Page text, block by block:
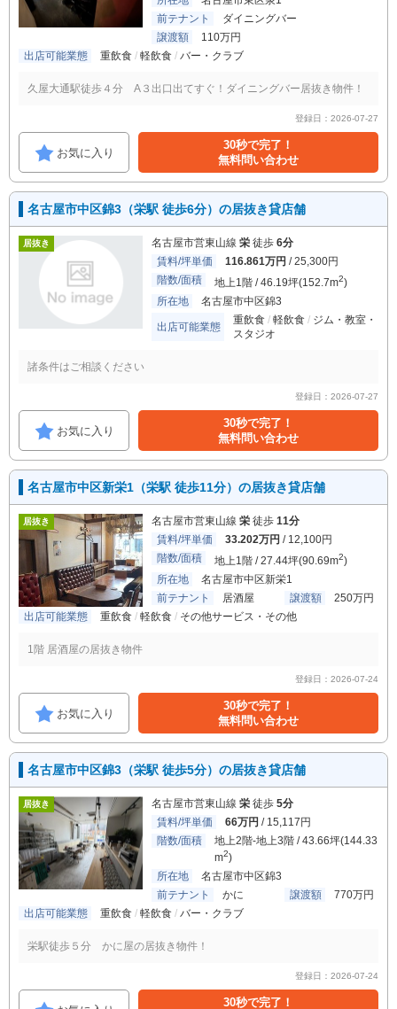
前テナント
ダイニングバー
譲渡額
110万円
出店可能業態
重飲食 軽飲食 バー・クラブ
久屋大通駅徒歩４分 A３出口出てすぐ！ダイニングバー居抜き物件！
登録日：2026-07-27
お気に入り
30秒で完了！
無料問い合わせ
名古屋市中区錦3（栄駅 徒歩6分）の居抜き貸店舗
居抜き 名古屋市営東山線 栄 徒歩 6分
賃料/坪単価
116.861万円 / 25,300円
階数/面積
地上1階 / 46.19坪(152.7m2)
所在地
名古屋市中区錦3
出店可能業態
重飲食 軽飲食
ジム・教室・
スタジオ
諸条件はご相談ください
登録日：2026-07-27
お気に入り
30秒で完了！
無料問い合わせ
名古屋市中区新栄1（栄駅 徒歩11分）の居抜き貸店舗
居抜き 名古屋市営東山線 栄 徒歩 11分
賃料/坪単価
33.202万円 / 12,100円
階数/面積
地上1階 / 27.44坪(90.69m2)
所在地
名古屋市中区新栄1
前テナント
居酒屋 譲渡額
250万円
出店可能業態
重飲食 軽飲食 その他サービス・その他
1階 居酒屋の居抜き物件
登録日：2026-07-24
お気に入り
30秒で完了！
無料問い合わせ
名古屋市中区錦3（栄駅 徒歩5分）の居抜き貸店舗
居抜き 名古屋市営東山線 栄 徒歩 5分
賃料/坪単価
66万円 / 15,117円
階数/面積
地上2階-地上3階 / 43.66坪(144.33
m2)
所在地
名古屋市中区錦3
前テナント
かに 譲渡額
770万円
出店可能業態
重飲食 軽飲食 バー・クラブ
栄駅徒歩５分 かに屋の居抜き物件！
登録日：2026-07-24
30秒で完了！